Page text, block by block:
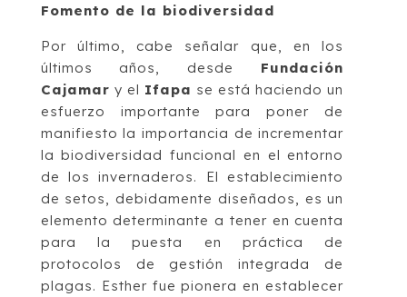
Fomento de la biodiversidad
Por último, cabe señalar que, en los
últimos años, desde Fundación
Cajamar y el Ifapa se está haciendo un
esfuerzo importante para poner de
manifiesto la importancia de incrementar
la biodiversidad funcional en el entorno
de los invernaderos. El establecimiento
de setos, debidamente diseñados, es un
elemento determinante a tener en cuenta
para la puesta en práctica de
protocolos de gestión integrada de
plagas. Esther fue pionera en establecer